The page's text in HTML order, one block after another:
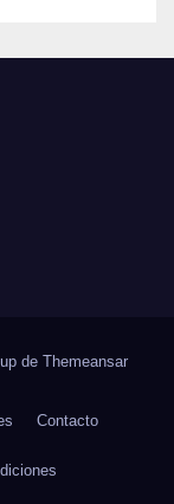
de Themeansar
Contacto